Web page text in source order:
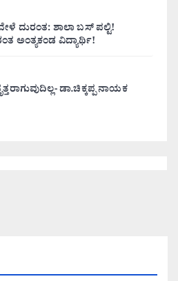
ದುರಂತ: ಶಾಲಾ ಬಸ್ ಪಲ್ಟಿ!
ಅಂತ್ಯಕಂಡ ವಿದ್ಯಾರ್ಥಿ!
ಡಾ.ಚಿಕ್ಕಪ್ಪ ನಾಯಕ